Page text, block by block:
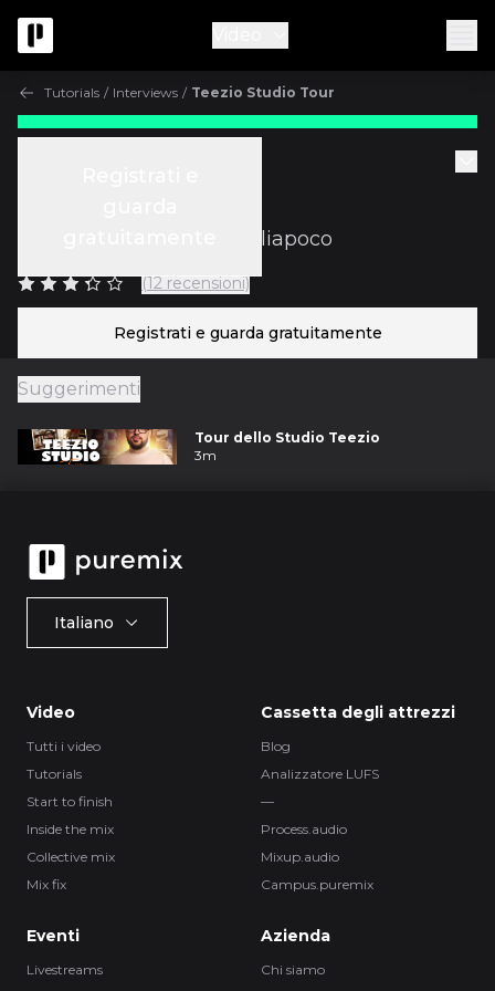
Tutorials / Interviews / Teezio Studio Tour
Patrizio "Teezio" Pigliapoco
(12 recensioni)
Registrati e guarda gratuitamente
Suggerimenti
Tour dello Studio Teezio
3m
Italiano
Video
Tutti i video
Tutorials
Start to finish
Inside the mix
Collective mix
Mix fix
Cassetta degli attrezzi
Blog
Analizzatore LUFS
—
Process.audio
Mixup.audio
Campus.puremix
Eventi
Livestreams
Azienda
Chi siamo